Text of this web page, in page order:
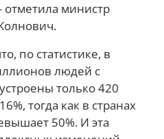
министр
по статистике, в
людей с
только 420
тогда как в странах
50%. И эта